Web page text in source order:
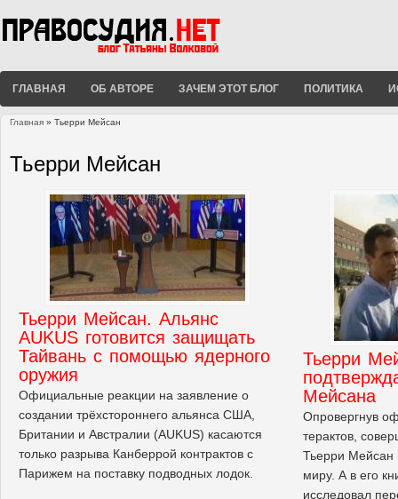
ГЛАВНАЯ ОБ АВТОРЕ ЗАЧЕМ ЭТОТ БЛОГ ПОЛИТИКА
Главная » Тьерри Мейсан
Тьерри Мейсан
Тьерри Мейсан. Альянс
AUKUS готовится защищать
Тайвань с помощью ядерного
оружия
Официальные реакции на заявление о
создании трёхстороннего альянса США,
Британии и Австралии (AUKUS) касаются
только разрыва Канберрой контрактов с
Парижем на поставку подводных лодок.
Тьерри
Мейсана
Опровергнув
терактов,
Тьерри Мейсан
миру. А в его
исследовал